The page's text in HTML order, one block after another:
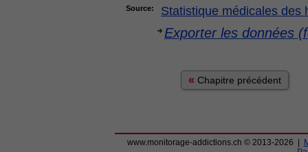
Source: Statistique médicales des
Exporter les données
« Chapitre précédent
www.monitorage-addictions.ch © 2013-2026 |